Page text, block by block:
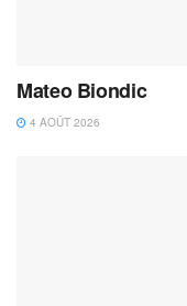
Mateo Biondic
4 AOÛT 2026